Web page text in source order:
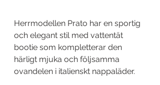
Herrmodellen Prato har en sportig
och elegant stil med vattentät
bootie som kompletterar den
härligt mjuka och följsamma
ovandelen i italienskt nappaläder.